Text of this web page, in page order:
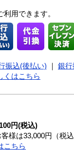
用できます。
振込(後払い) 銀行
くはこちら
円(税込)
様は33,000円（税
こちら